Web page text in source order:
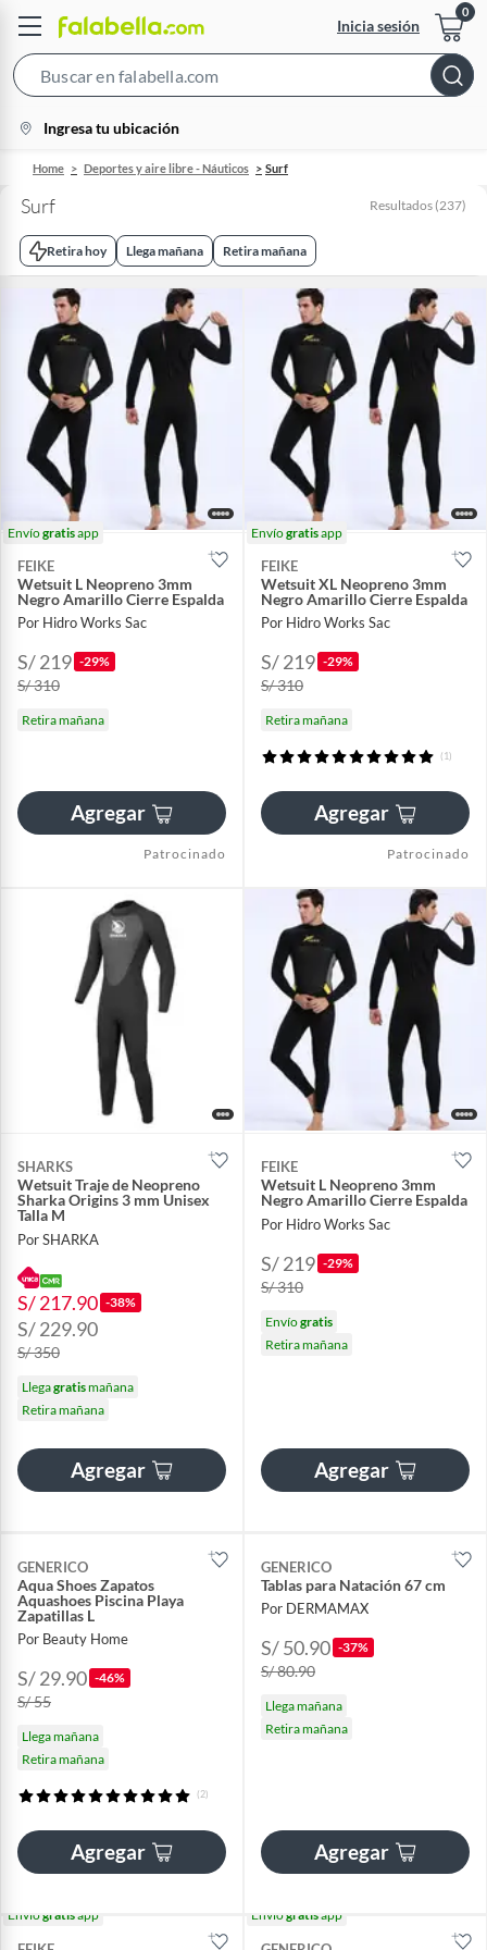
Inicia sesión
Bar
location-
icon
Ingresa tu ubicación
Home Deportes y aire libre - Náuticos Surf
Surf Resultados (237)
Retira hoy Llega mañana Retira mañana
Envíogratisapp
FEIKE
Wetsuit L Neopreno 3mm
Negro Amarillo Cierre Espalda
Por Hidro Works Sac
S/ 219 -29%
S/ 310
Retira mañana
Agregar
Patrocinado
Envíogratisapp
FEIKE
Wetsuit XL Neopreno 3mm
Negro Amarillo Cierre Espalda
Por Hidro Works Sac
S/ 219 -29%
S/ 310
Retira mañana
(1)
Agregar
Patrocinado
SHARKS
Wetsuit Traje de Neopreno
Sharka Origins 3 mm Unisex
Talla M
Por SHARKA
S/ 217.90 -38%
S/ 229.90
S/ 350
Llegagratismañana
Retira mañana
Agregar
FEIKE
Wetsuit L Neopreno 3mm
Negro Amarillo Cierre Espalda
Por Hidro Works Sac
S/ 219 -29%
S/ 310
Envíogratis
Retira mañana
Agregar
GENERICO
Aqua Shoes Zapatos
Aquashoes Piscina Playa
Zapatillas L
Por Beauty Home
S/ 29.90 -46%
S/ 55
Llega mañana
Retira mañana
(2)
Agregar
GENERICO
Tablas para Natación 67 cm
Por DERMAMAX
S/ 50.90 -37%
S/ 80.90
Llega mañana
Retira mañana
Agregar
Envíogratisapp Envíogratisapp